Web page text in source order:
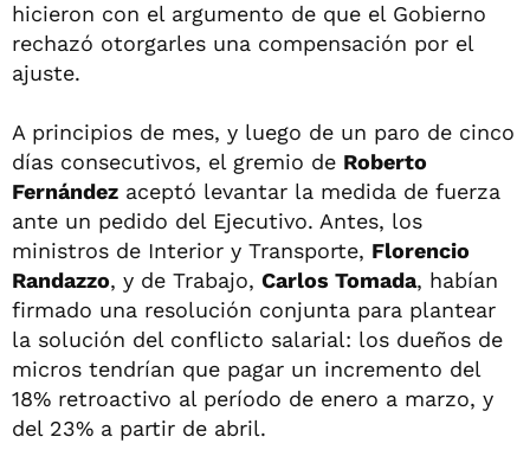
hicieron con el argumento de que el Gobierno
rechazó otorgarles una compensación por el
ajuste.
A principios de mes, y luego de un paro de cinco
días consecutivos, el gremio de Roberto
Fernández aceptó levantar la medida de fuerza
ante un pedido del Ejecutivo. Antes, los
ministros de Interior y Transporte, Florencio
Randazzo, y de Trabajo, Carlos Tomada, habían
firmado una resolución conjunta para plantear
la solución del conflicto salarial: los dueños de
micros tendrían que pagar un incremento del
18% retroactivo al período de enero a marzo, y
del 23% a partir de abril.